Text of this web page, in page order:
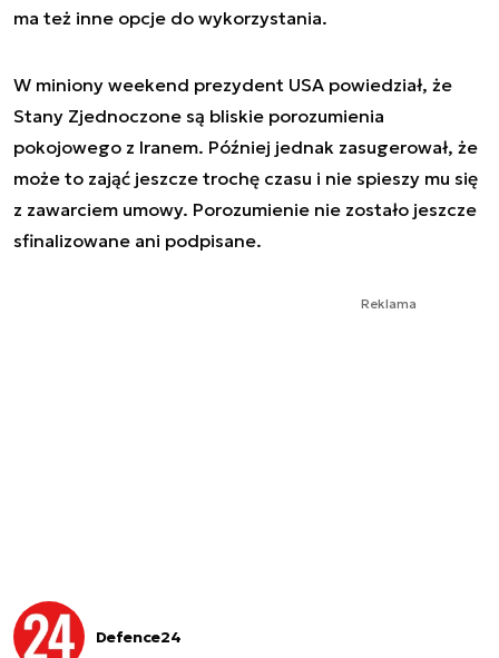
ma też inne opcje do wykorzystania.
W miniony weekend prezydent USA powiedział, że
Stany Zjednoczone są bliskie porozumienia
pokojowego z Iranem. Później jednak zasugerował, że
może to zająć jeszcze trochę czasu i nie spieszy mu się
z zawarciem umowy. Porozumienie nie zostało jeszcze
sfinalizowane ani podpisane.
Reklama
Defence24